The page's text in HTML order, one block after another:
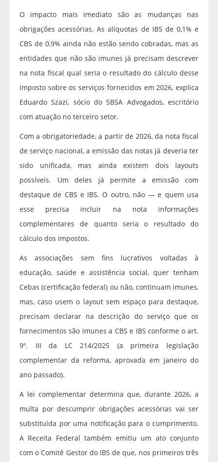
O impacto mais imediato são as mudanças nas
obrigações acessórias. As alíquotas de IBS de 0,1% e
CBS de 0,9% ainda não estão sendo cobradas, mas as
entidades que não são imunes já precisam descrever
na nota fiscal qual seria o resultado do cálculo desse
imposto sobre os serviços fornecidos em 2026, explica
Eduardo Szazi, sócio do SBSA Advogados, escritório
com atuação no terceiro setor.
Com a obrigatoriedade, a partir de 2026, da nota fiscal
de serviço nacional, a emissão das notas já deveria ter
sido unificada, mas ainda existem dois layouts
possíveis. Um deles já permite a emissão com
destaque de CBS e IBS. O outro, não — e quem usa
esse precisa incluir na nota informações
complementares de quanto seria o resultado do
cálculo dos impostos.
As associações sem fins lucrativos voltadas à
educação, saúde e assistência social, quer tenham
Cebas (certificação federal) ou não, continuam imunes,
mas, caso usem o layout sem espaço para destaque,
precisam declarar na descrição do serviço que os
fornecimentos são imunes a CBS e IBS conforme o art.
9º. III da LC 214/2025 (a primeira legislação
complementar da reforma, aprovada em janeiro do
ano passado).
A lei complementar determina que, durante 2026, a
multa por descumprir obrigações acessórias vai ser
substituída por uma notificação para o cumprimento.
A Receita Federal também emitiu um ato conjunto
com o Comitê Gestor do IBS de que, nos primeiros três